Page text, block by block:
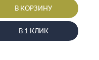
В КОРЗИНУ
В 1 КЛИК